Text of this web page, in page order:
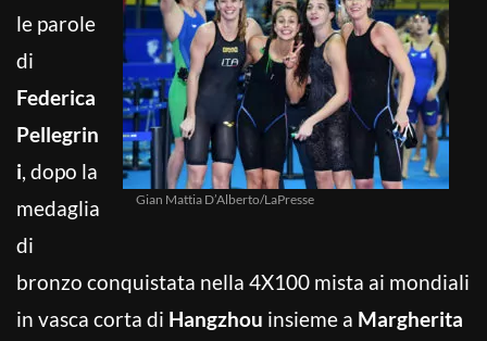
Gian Mattia D’Alberto/LaPresse
le parole
di
Federica
Pellegrin
i, dopo la
medaglia
di
bronzo conquistata nella 4X100 mista ai mondiali
in vasca corta di Hangzhou insieme a Margherita